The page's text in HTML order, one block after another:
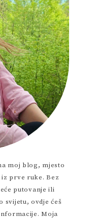
moj blog, mjesto
prve ruke. Bez
putovanje ili
svijetu, ovdje ćeš
Moja